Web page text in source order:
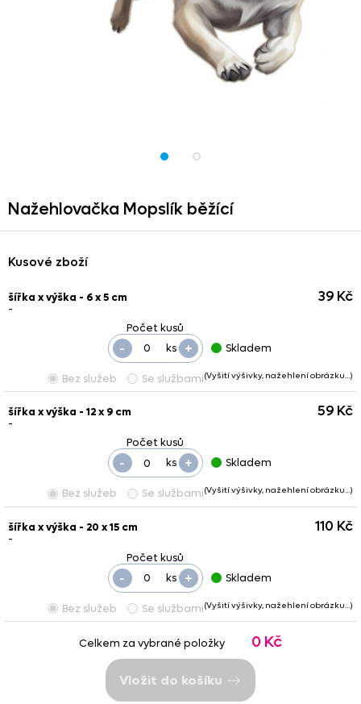
Nažehlovačka Mopslík běžící
Kusové zboží
šířka x výška - 6 x 5 cm
-
ks +
-
39 Kč
Skladem
Bez služeb Se službami(Vyšití výšivky, nažehlení obrázku…)
šířka x výška - 12 x 9 cm
-
ks +
-
59 Kč
Skladem
Bez služeb Se službami(Vyšití výšivky, nažehlení obrázku…)
šířka x výška - 20 x 15 cm
-
ks +
-
110 Kč
Skladem
Bez služeb Se službami(Vyšití výšivky, nažehlení obrázku…)
Celkem za vybrané položky 0 Kč
Vložit do košíku